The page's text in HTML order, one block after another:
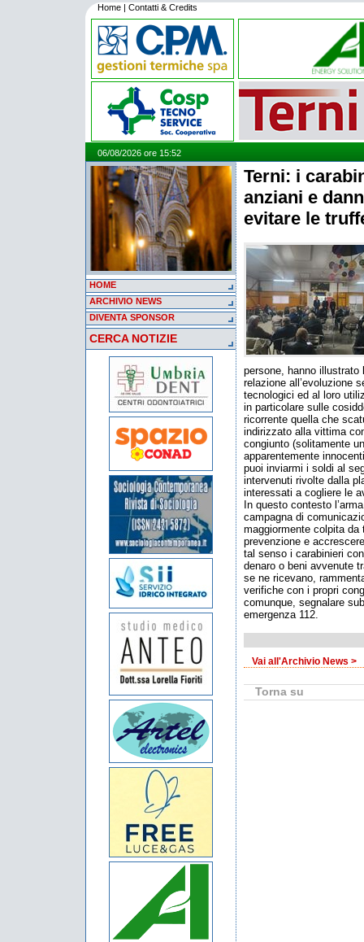
Home | Contatti & Credits
06/08/2026 ore 15:52
HOME
ARCHIVIO NEWS
DIVENTA SPONSOR
CERCA NOTIZIE
Terni: i
anziani e
evitare le
persone, hanno
relazione all’evoluzione
tecnologici ed al loro
in particolare sulle
ricorrente quella che
indirizzato alla vittima
congiunto (solitamente
apparentemente
puoi inviarmi i soldi al
intervenuti rivolte dalla
interessati a cogliere le
In questo contesto
campagna di
maggiormente colpita
prevenzione e
tal senso i carabinieri
denaro o beni avvenute
se ne ricevano,
verifiche con i propri
comunque, segnalare
emergenza 112.
Vai all'Archivio News >
Torna su